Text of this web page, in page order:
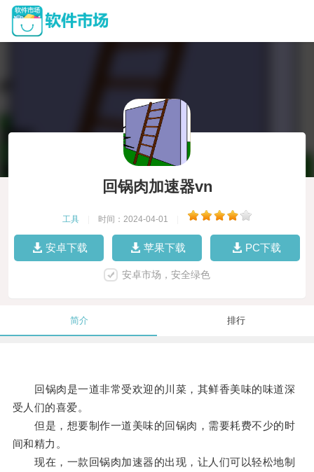
回锅肉加速器vn
工具 时间：2024-04-01
安卓下载 苹果下载 PC下载
安卓市场，安全绿色
简介 排行
回锅肉是一道非常受欢迎的川菜，其鲜香美味的味道深
受人们的喜爱。
但是，想要制作一道美味的回锅肉，需要耗费不少的时
间和精力。
现在，一款回锅肉加速器的出现，让人们可以轻松地制